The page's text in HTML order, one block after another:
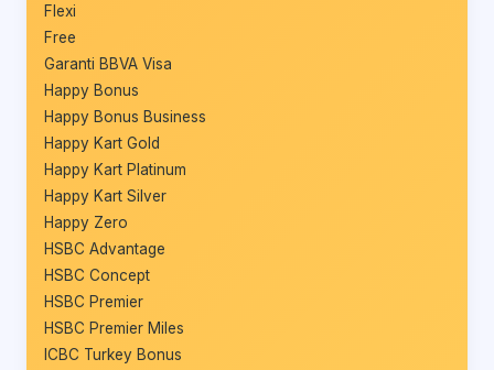
Flexi
Free
Garanti BBVA Visa
Happy Bonus
Happy Bonus Business
Happy Kart Gold
Happy Kart Platinum
Happy Kart Silver
Happy Zero
HSBC Advantage
HSBC Concept
HSBC Premier
HSBC Premier Miles
ICBC Turkey Bonus